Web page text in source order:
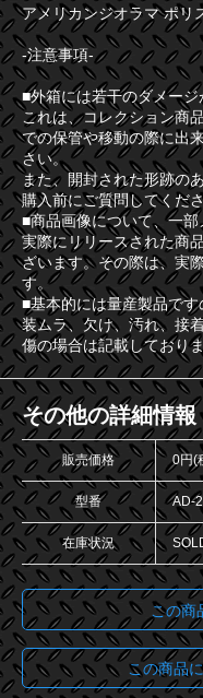
アメリカンジオラマ ポリ
-注意事項-
■外箱には若干のダメー
これは、コレクション商
での保管や移動の際に出
さい。
また、開封された形跡の
購入前にご質問してくだ
■商品画像について、一
実際にリリースされた商
ざいます。その際は、実
す。
■基本的には量産製品で
装ムラ、欠け、汚れ、接
傷の場合は記載しており
その他の詳細情報
販売価格 0円(
型番 AD-
在庫状況
この商
この商品